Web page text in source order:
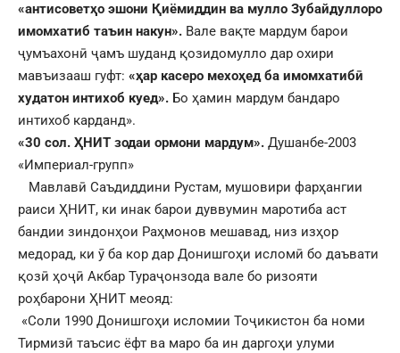
«антисоветҳо эшони Қиёмиддин ва мулло Зубайдуллоро
имомхатиб таъин накун». Вале вақте мардум барои
ҷумъахонӣ ҷамъ шуданд қозидомулло дар охири
мавъизааш гуфт: «ҳар касеро мехоҳед ба имомхатибӣ
худатон интихоб куед». Бо ҳамин мардум бандаро
интихоб карданд».
«30 сол. ҲНИТ зодаи ормони мардум». Душанбе-2003
«Империал-групп»
Мавлавӣ Саъдиддини Рустам, мушовири фарҳангии
раиси ҲНИТ, ки инак барои дуввумин маротиба аст
бандии зиндонҳои Раҳмонов мешавад, низ изҳор
медорад, ки ӯ ба кор дар Донишгоҳи исломӣ бо даъвати
қозӣ ҳоҷӣ Акбар Тураҷонзода вале бо ризояти
роҳбарони ҲНИТ меояд:
«Соли 1990 Донишгоҳи исломии Тоҷикистон ба номи
Тирмизӣ таъсис ёфт ва маро ба ин даргоҳи улуми